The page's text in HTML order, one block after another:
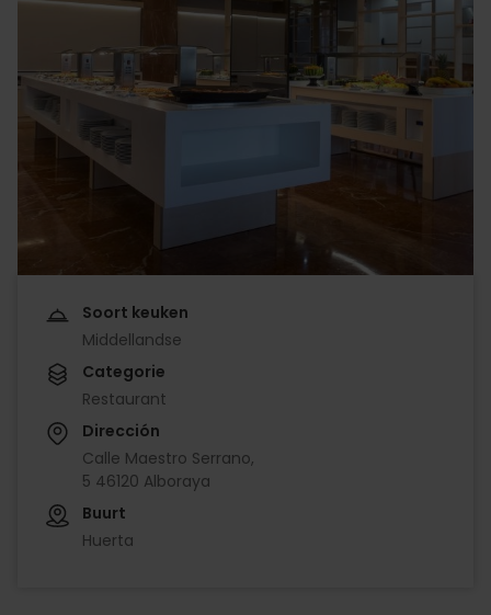
Soort keuken
Middellandse
Categorie
Restaurant
Dirección
Calle Maestro Serrano,
5 46120 Alboraya
Buurt
Huerta